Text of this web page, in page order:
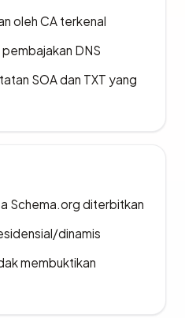
oleh CA terkenal
DNS
SOA dan TXT yang
Schema.org diterbitkan
dinamis
membuktikan